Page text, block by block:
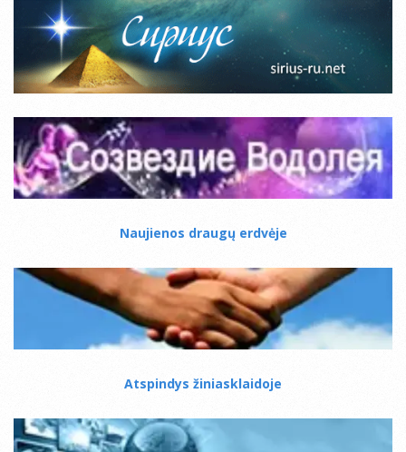
Naujienos draugų erdvėje
Atspindys žiniasklaidoje